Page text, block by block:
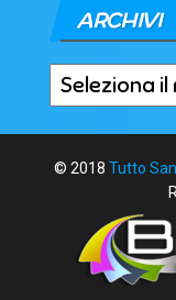
ARCHIVI
Archivi
© 2018 Tutto